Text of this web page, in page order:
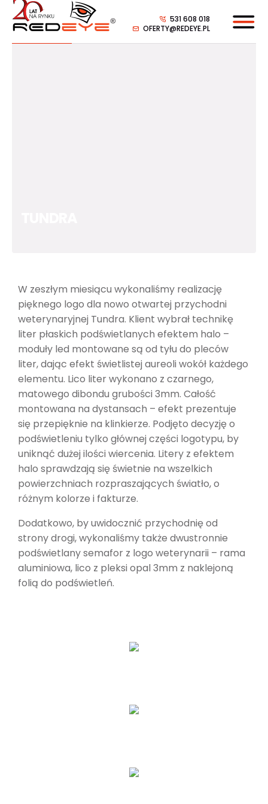
531 608 018
OFERTY@REDEYE.PL
W zeszłym miesiącu wykonaliśmy realizację
pięknego logo dla nowo otwartej przychodni
weterynaryjnej Tundra. Klient wybrał technikę
liter płaskich podświetlanych efektem halo –
moduły led montowane są od tyłu do pleców
liter, dając efekt świetlistej aureoli wokół każdego
elementu. Lico liter wykonano z czarnego,
matowego dibondu grubości 3mm. Całość
montowana na dystansach – efekt prezentuje
się przepięknie na klinkierze. Podjęto decyzję o
podświetleniu tylko głównej części logotypu, by
uniknąć dużej ilości wiercenia. Litery z efektem
halo sprawdzają się świetnie na wszelkich
powierzchniach rozpraszających światło, o
różnym kolorze i fakturze.
Dodatkowo, by uwidocznić przychodnię od
strony drogi, wykonaliśmy także dwustronnie
podświetlany semafor z logo weterynarii – rama
aluminiowa, lico z pleksi opal 3mm z naklejoną
folią do podświetleń.